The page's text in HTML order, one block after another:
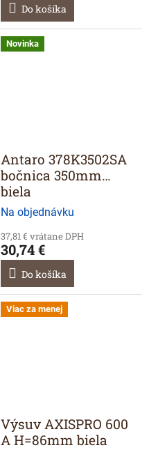
Do košíka
Novinka
Antaro 378K3502SA
bočnica 350mm
biela
Na objednávku
37,81 € vrátane DPH
30,74 €
Do košíka
Viac za menej
Výsuv AXISPRO 600
A H=86mm biela